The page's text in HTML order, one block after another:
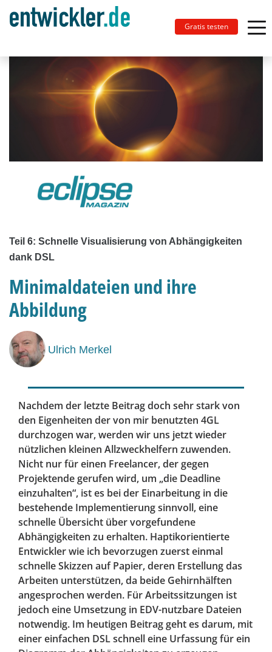
Gratis testen
Teil 6: Schnelle Visualisierung von Abhängigkeiten
dank DSL
Minimaldateien und ihre
Abbildung
Ulrich Merkel
Nachdem der letzte Beitrag doch sehr stark von
den Eigenheiten der von mir benutzten 4GL
durchzogen war, werden wir uns jetzt wieder
nützlichen kleinen Allzweckhelfern zuwenden.
Nicht nur für einen Freelancer, der gegen
Projektende gerufen wird, um „die Deadline
einzuhalten“, ist es bei der Einarbeitung in die
bestehende Implementierung sinnvoll, eine
schnelle Übersicht über vorgefundene
Abhängigkeiten zu erhalten. Haptikorientierte
Entwickler wie ich bevorzugen zuerst einmal
schnelle Skizzen auf Papier, deren Erstellung das
Arbeiten unterstützen, da beide Gehirnhälften
angesprochen werden. Für Arbeitssitzungen ist
jedoch eine Umsetzung in EDV-nutzbare Dateien
notwendig. Im heutigen Beitrag geht es darum, mit
einer einfachen DSL schnell eine Urfassung für ein